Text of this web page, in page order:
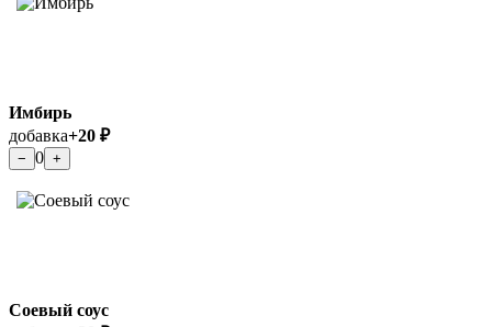
Имбирь
добавка+20 ₽
− 0 +
Соевый соус